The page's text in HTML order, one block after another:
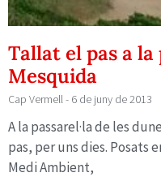
Tallat el pas a la
Mesquida
Cap Vermell 6 de juny de 2013
A la passarel·la de les
pas, per uns dies. Posats
Medi Ambient,